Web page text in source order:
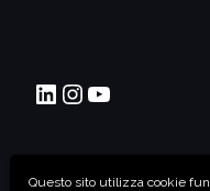
Questo sito utilizza cookie
DriSMi PoliMI
Instagram
YouTube